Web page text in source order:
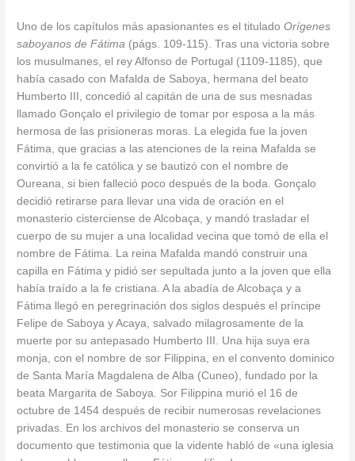
Uno de los capítulos más apasionantes es el tituladoOrígenes
saboyanos de Fátima (págs. 109-115). Tras una victoria sobre
los musulmanes, el rey Alfonso de Portugal (1109-1185), que
había casado con Mafalda de Saboya, hermana del beato
Humberto III, concedió al capitán de una de sus mesnadas
llamado Gonçalo el privilegio de tomar por esposa a la más
hermosa de las prisioneras moras. La elegida fue la joven
Fátima, que gracias a las atenciones de la reina Mafalda se
convirtió a la fe católica y se bautizó con el nombre de
Oureana, si bien falleció poco después de la boda. Gonçalo
decidió retirarse para llevar una vida de oración en el
monasterio cisterciense de Alcobaça, y mandó trasladar el
cuerpo de su mujer a una localidad vecina que tomó de ella el
nombre de Fátima. La reina Mafalda mandó construir una
capilla en Fátima y pidió ser sepultada junto a la joven que ella
había traído a la fe cristiana. A la abadía de Alcobaça y a
Fátima llegó en peregrinación dos siglos después el príncipe
Felipe de Saboya y Acaya, salvado milagrosamente de la
muerte por su antepasado Humberto III. Una hija suya era
monja, con el nombre de sor Filippina, en el convento dominico
de Santa María Magdalena de Alba (Cuneo), fundado por la
beata Margarita de Saboya. Sor Filippina murió el 16 de
octubre de 1454 después de recibir numerosas revelaciones
privadas. En los archivos del monasterio se conserva un
documento que testimonia que la vidente habló de «una iglesia